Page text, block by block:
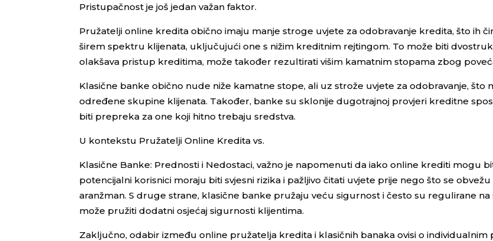
Pristupačnost je još jedan važan faktor.
Pružatelji online kredita obično imaju manje stroge uvjete za odobravanje kredita, što ih
širem spektru klijenata, uključujući one s nižim kreditnim rejtingom. To može biti
olakšava pristup kreditima, može također rezultirati višim kamatnim stopama zbog
Klasične banke obično nude niže kamatne stope, ali uz strože uvjete za odobravanje, što
određene skupine klijenata. Također, banke su sklonije dugotrajnoj provjeri kreditne
biti prepreka za one koji hitno trebaju sredstva.
U kontekstu Pružatelji Online Kredita vs.
Klasične Banke: Prednosti i Nedostaci, važno je napomenuti da iako online krediti mogu
potencijalni korisnici moraju biti svjesni rizika i pažljivo čitati uvjete prije nego što se
aranžman. S druge strane, klasične banke pružaju veću sigurnost i često su regulirane na
može pružiti dodatni osjećaj sigurnosti klijentima.
Zaključno, odabir između online pružatelja kredita i klasičnih banaka ovisi o individualnim